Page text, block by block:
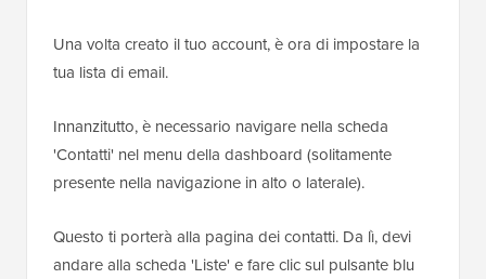
Una volta creato il tuo account, è ora di impostare la
tua lista di email.
Innanzitutto, è necessario navigare nella scheda
'Contatti' nel menu della dashboard (solitamente
presente nella navigazione in alto o laterale).
Questo ti porterà alla pagina dei contatti. Da lì, devi
andare alla scheda 'Liste' e fare clic sul pulsante blu